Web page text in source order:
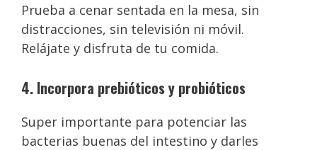
Prueba a cenar sentada en la mesa, sin
distracciones, sin televisión ni móvil.
Relájate y disfruta de tu comida.
4. Incorpora prebióticos y probióticos
Super importante para potenciar las
bacterias buenas del intestino y darles